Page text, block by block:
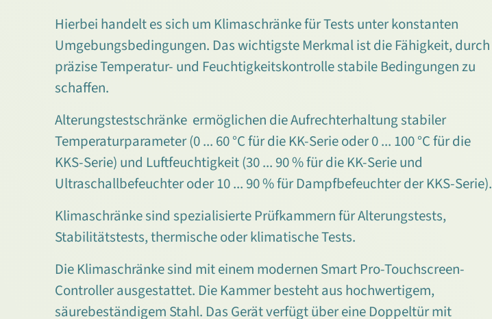
Hierbei handelt es sich um Klimaschränke für Tests unter konstanten
Umgebungsbedingungen. Das wichtigste Merkmal ist die Fähigkeit, durch
präzise Temperatur- und Feuchtigkeitskontrolle stabile Bedingungen zu
schaffen.
Alterungstestschränke ermöglichen die Aufrechterhaltung stabiler
Temperaturparameter (0 ... 60 °C für die KK-Serie oder 0 ... 100 °C für die
KKS-Serie) und Luftfeuchtigkeit (30 ... 90 % für die KK-Serie und
Ultraschallbefeuchter oder 10 ... 90 % für Dampfbefeuchter der KKS-Serie).
Klimaschränke sind spezialisierte Prüfkammern für Alterungstests,
Stabilitätstests, thermische oder klimatische Tests.
Die Klimaschränke sind mit einem modernen Smart Pro-Touchscreen-
Controller ausgestattet. Die Kammer besteht aus hochwertigem,
säurebeständigem Stahl. Das Gerät verfügt über eine Doppeltür mit